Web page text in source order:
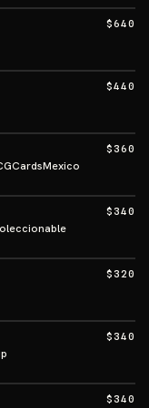
$640
$440
$360
$340
$320
$340
$340